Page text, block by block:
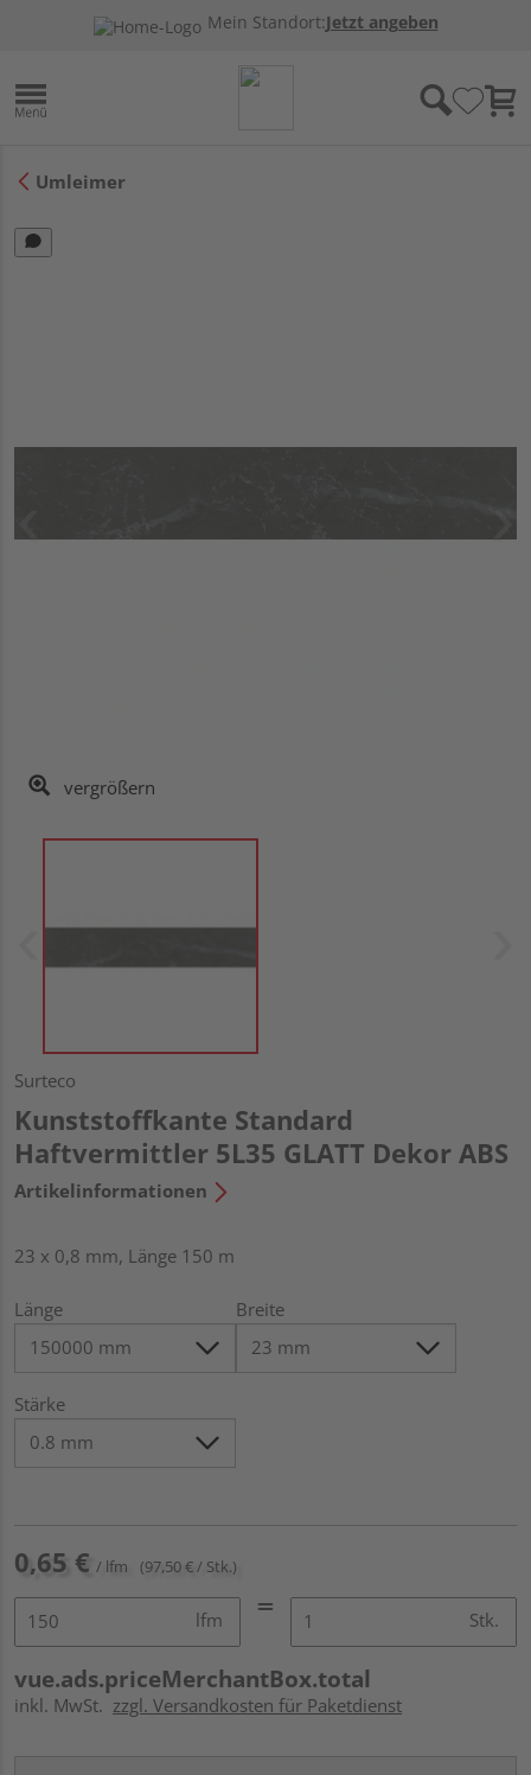
Mein Standort:Jetzt angeben
Umleimer
vergrößern
Surteco
Kunststoffkante Standard
Haftvermittler 5L35 GLATT Dekor ABS
Artikelinformationen
23 x 0,8 mm, Länge 150 m
Länge Breite
Stärke
0,65 € / lfm (97,50 € / Stk.)
lfm Stk.
vue.ads.priceMerchantBox.total
inkl. MwSt. zzgl. Versandkosten für Paketdienst